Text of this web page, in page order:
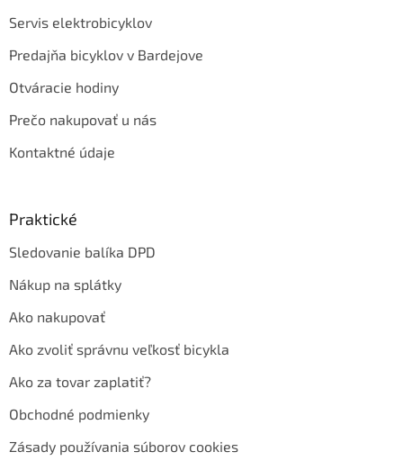
Servis elektrobicyklov
Predajňa bicyklov v Bardejove
Otváracie hodiny
Prečo nakupovať u nás
Kontaktné údaje
Praktické
Sledovanie balíka DPD
Nákup na splátky
Ako nakupovať
Ako zvoliť správnu veľkosť bicykla
Ako za tovar zaplatiť?
Obchodné podmienky
Zásady používania súborov cookies